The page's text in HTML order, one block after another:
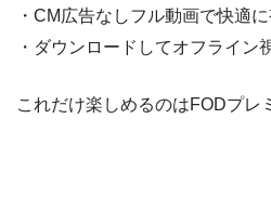
・CM広告なしフル動画で快適に
・ダウンロードしてオフライン
これだけ楽しめるのはFODプレ